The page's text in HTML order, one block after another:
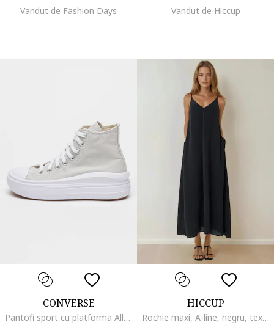
Vandut de Fashion Days Vandut de Hiccup
CONVERSE
Pantofi sport cu platforma All Star Move, Gri deschis
HICCUP
Rochie maxi, A-line, negru, textil